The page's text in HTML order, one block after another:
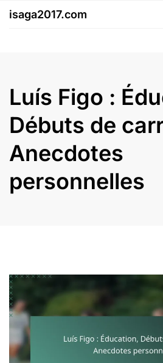
isaga2017.com
Luís Figo :
Débuts de
Anecdotes
personnelles